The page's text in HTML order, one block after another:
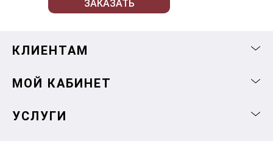
ЗАКАЗАТЬ
КЛИЕНТАМ
МОЙ КАБИНЕТ
УСЛУГИ